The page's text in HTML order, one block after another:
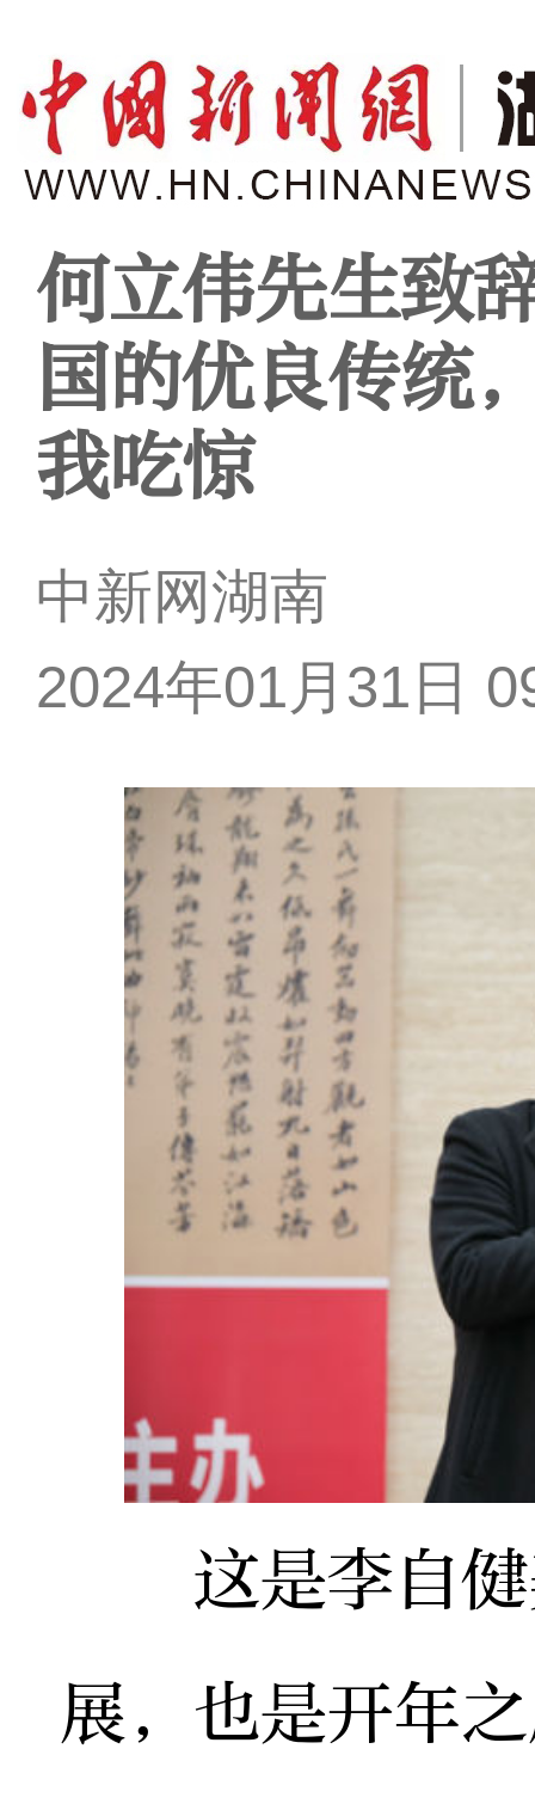
何立伟先生致
国的优良传统
我吃惊
中新网湖南
2024年01月31日
这是李自健
展，也是开年